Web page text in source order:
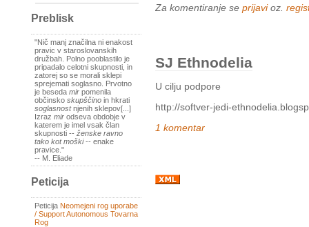
Preblisk
"Nič manj značilna ni enakost
pravic v staroslovanskih
družbah. Polno pooblastilo je
pripadalo celotni skupnosti, in
zatorej so se morali sklepi
sprejemati soglasno. Prvotno
je beseda mir pomenila
občinsko skupščino in hkrati
soglasnostnjenih sklepov[...]
Izraz mir odseva obdobje v
katerem je imel vsak član
skupnosti -- ženske ravno
tako kot moški-- enake
pravice."
-- M. Eliade
Peticija
Peticija Neomejeni rog uporabe
/ Support Autonomous Tovarna
Rog
Za komentiranje se prijavioz.
SJ Ethnodelia
U cilju podpore
http://softver-jedi-
1 komentar